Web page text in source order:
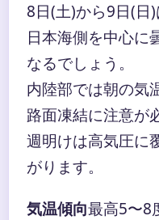
8日(土)から9日(日)
日本海側を中心に
なるでしょう。
内陸部では朝の気
路面凍結に注意が
週明けは高気圧に
がります。
気温傾向最高5〜8